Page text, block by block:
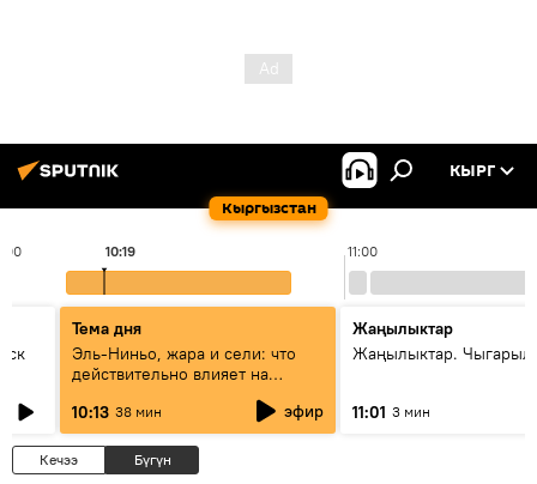
Кыргызстан
КЫРГ
11:00
10:19
Тема дня
Эль-Ниньо, жара и сели: что
действительно влияет на
10:13 38 мин эфир
Жаңылыктар
Жаңылыктар.
11:01 3 мин
Кечээ Бүгүн